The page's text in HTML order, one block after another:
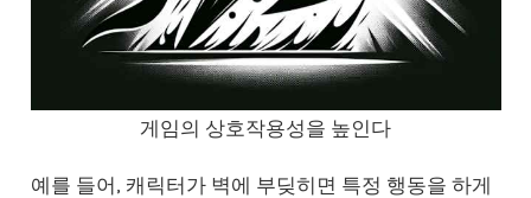
게임의 상호작용성을 높인다
예를 들어, 캐릭터가 벽에 부딪히면 특정 행동을 하게